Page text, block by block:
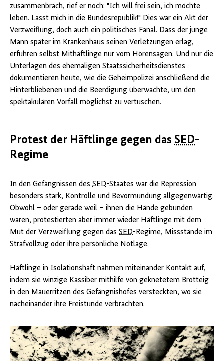
zusammenbrach, rief er noch: "Ich will frei sein, ich möchte
leben. Lasst mich in die Bundesrepublik!" Dies war ein Akt der
Verzweiflung, doch auch ein politisches Fanal. Dass der junge
Mann später im Krankenhaus seinen Verletzungen erlag,
erfuhren selbst Mithäftlinge nur vom Hörensagen. Und nur die
Unterlagen des ehemaligen Staatssicherheitsdienstes
dokumentieren heute, wie die Geheimpolizei anschließend die
Hinterbliebenen und die Beerdigung überwachte, um den
spektakulären Vorfall möglichst zu vertuschen.
Protest der Häftlinge gegen das SED-
Regime
In den Gefängnissen des SED-Staates war die Repression
besonders stark, Kontrolle und Bevormundung allgegenwärtig.
Obwohl – oder gerade weil – ihnen die Hände gebunden
waren, protestierten aber immer wieder Häftlinge mit dem
Mut der Verzweiflung gegen das SED-Regime, Missstände im
Strafvollzug oder ihre persönliche Notlage.
Häftlinge in Isolationshaft nahmen miteinander Kontakt auf,
indem sie winzige Kassiber mithilfe von geknetetem Brotteig
in den Mauerritzen des Gefängnishofes versteckten, wo sie
nacheinander ihre Freistunde verbrachten.